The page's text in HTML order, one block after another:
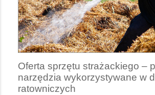
Oferta sprzętu strażackiego –
narzędzia wykorzystywane w
ratowniczych